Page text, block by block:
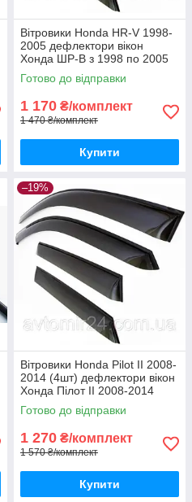
Вітровики Honda HR-V 1998-
2005 дефлектори вікон
Хонда ШР-В з 1998 по 2005
(комплект 4шт)
Готово до відправки
1 170 ₴/комплект
1 470 ₴/комплект
Купити
–19%
Вітровики Honda Pilot II 2008-
2014 (4шт) дефлектори вікон
Хонда Пілот II 2008-2014
(комплект 4шт)
Готово до відправки
1 270 ₴/комплект
1 570 ₴/комплект
Купити